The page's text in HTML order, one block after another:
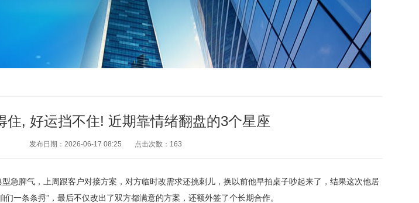
住, 好运挡不住! 近期靠情绪翻盘的3个星座
发布日期：2026-06-17 08:25 点击次数： 163
急脾气，上周跟客户对接方案，对方临时改需求还挑刺儿，换以前他早拍桌子吵起来了，结果这次他居
一条条捋”，最后不仅改出了双方都满意的方案，还额外签了个长期合作。